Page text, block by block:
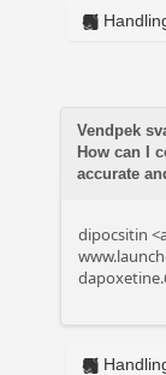
Vendpek
How can I
accurate
dipocsitin